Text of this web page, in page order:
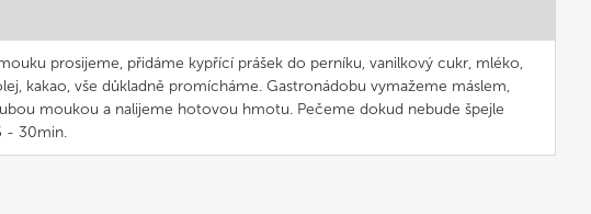
prosijeme, přidáme kypřící prášek do perníku, vanilkový cukr, mléko,
kakao, vše důkladně promícháme. Gastronádobu vymažeme máslem,
moukou a nalijeme hotovou hmotu. Pečeme dokud nebude špejle
- 30min.